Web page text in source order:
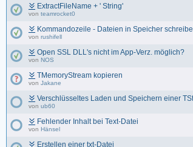
ExtractFileName + ' String'
von teamrocket0
Kommandozeile - Dateien in Speicher
von rushifell
Open SSL DLL's nicht im App-Verz. möglich?
von NOS
TMemoryStream kopieren
von Jakane
Verschlüsseltes Laden und Speichern einer
von ub60
Fehlender Inhalt bei Text-Datei
von Hänsel
Erstellen einer txt-Datei